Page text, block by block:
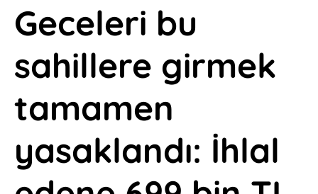
Geceleri bu
sahillere girmek
tamamen
yasaklandı: İhlal